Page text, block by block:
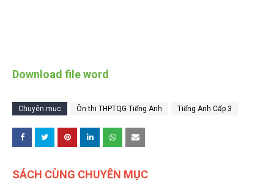
Download file word
Chuyên mục Ôn thi THPTQG Tiếng Anh Tiếng Anh Cấp 3
SÁCH CÙNG CHUYÊN MỤC